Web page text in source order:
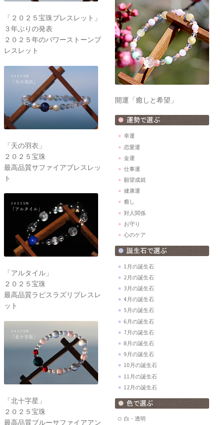
「２０２５宝珠ブレスレット」
３年ぶりの発表
２０２５年のパワーストーンブ
レスレット
「天の羽衣」
２０２５宝珠
最高品質サファイアブレスレッ
ト
「アルタイル」
２０２５宝珠
最高品質ラピスラズリブレスレ
ット
「北十字星」
２０２５宝珠
最高品質ブルーサファイアアン
開運「癒しと希望」
幸運
恋愛運
金運
仕事運
願望成就
健康運
癒し
対人関係
お守り
心のケア
1月の誕生石
2月の誕生石
3月の誕生石
4月の誕生石
5月の誕生石
6月の誕生石
7月の誕生石
8月の誕生石
9月の誕生石
10月の誕生石
11月の誕生石
12月の誕生石
白・透明